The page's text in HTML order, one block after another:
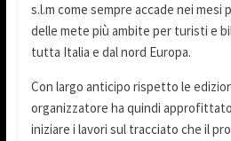
s.l.m come sempre accade nei mesi
delle mete più ambite per turisti e
tutta Italia e dal nord Europa.
Con largo anticipo rispetto le
organizzatore ha quindi
iniziare i lavori sul tracciato che il